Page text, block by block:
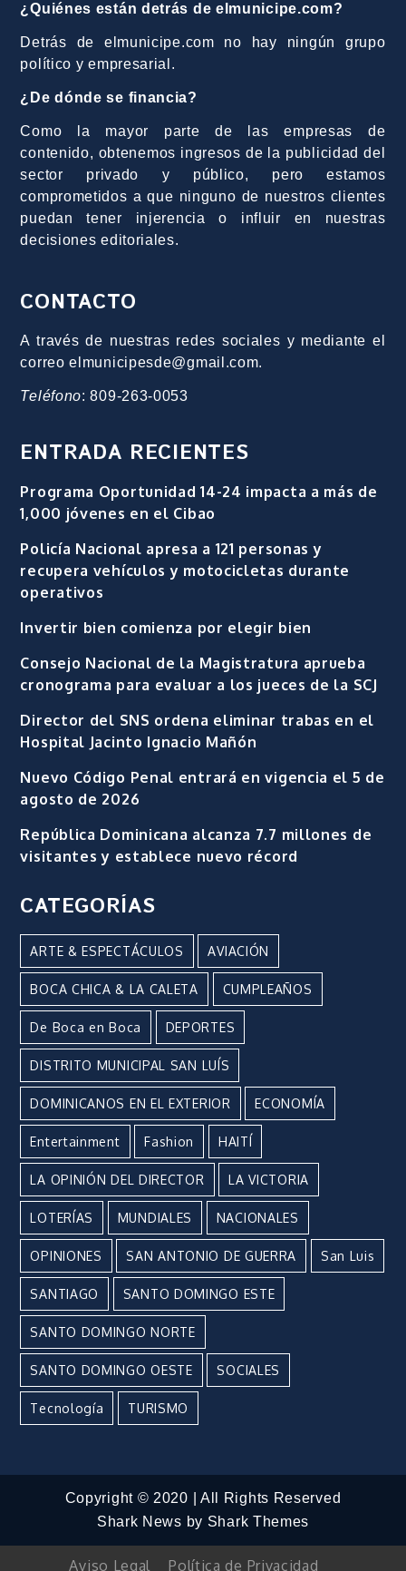
¿Quiénes están detrás de elmunicipe.com?
Detrás de elmunicipe.com no hay ningún grupo
político y empresarial.
¿De dónde se financia?
Como la mayor parte de las empresas de
contenido, obtenemos ingresos de la publicidad del
sector privado y público, pero estamos
comprometidos a que ninguno de nuestros clientes
puedan tener injerencia o influir en nuestras
decisiones editoriales.
CONTACTO
A través de nuestras redes sociales y mediante el
correo elmunicipesde@gmail.com.
Teléfono: 809-263-0053
ENTRADA RECIENTES
Programa Oportunidad 14-24 impacta a más de
1,000 jóvenes en el Cibao
Policía Nacional apresa a 121 personas y
recupera vehículos y motocicletas durante
operativos
Invertir bien comienza por elegir bien
Consejo Nacional de la Magistratura aprueba
cronograma para evaluar a los jueces de la SCJ
Director del SNS ordena eliminar trabas en el
Hospital Jacinto Ignacio Mañón
Nuevo Código Penal entrará en vigencia el 5 de
agosto de 2026
República Dominicana alcanza 7.7 millones de
visitantes y establece nuevo récord
CATEGORÍAS
ARTE & ESPECTÁCULOS AVIACIÓN
BOCA CHICA & LA CALETA CUMPLEAÑOS
De Boca en Boca DEPORTES
DISTRITO MUNICIPAL SAN LUÍS
DOMINICANOS EN EL EXTERIOR ECONOMÍA
Entertainment Fashion HAITÍ
LA OPINIÓN DEL DIRECTOR LA VICTORIA
LOTERÍAS MUNDIALES NACIONALES
OPINIONES SAN ANTONIO DE GUERRA San Luis
SANTIAGO SANTO DOMINGO ESTE
SANTO DOMINGO NORTE
SANTO DOMINGO OESTE SOCIALES
Tecnología TURISMO
Copyright © 2020 | All Rights Reserved
Shark News by Shark Themes
Aviso Legal Política de Privacidad